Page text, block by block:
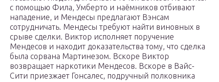
с помощью Фила, Умберто и наёмников отбивают
нападение, и Мендесы предлагают Вэнсам
сотрудничать. Мендесы требуют найти виновных в
срыве сделки. Виктор исполняет поручение
Мендесов и находит доказательства тому, что сделка
была сорвана Мартинезом. Вскоре Виктор
возвращает наркотики Мендесов. Вскоре в Вайс-
Сити приезжает Гонсалес, подручный полковника